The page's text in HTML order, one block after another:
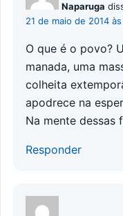
Naparuga
21 de maio de 2014
O que é o povo?
manada, uma
colheita
apodrece na
Na mente dessas
Responder